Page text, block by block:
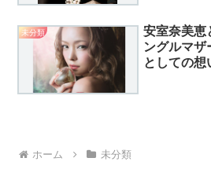
未分類
安室奈美恵
ングルマ
としての想
ホーム 未分類